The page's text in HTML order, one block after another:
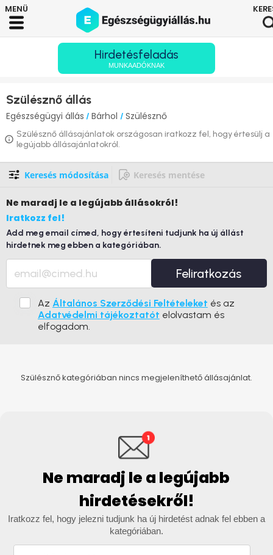
Hirdetésfeladás
MUNKAADÓKNAK
Szülésznő állás
Egészségügyi állás / Bárhol / Szülésznő
Szülésznő állásajánlatok országosan iratkozz fel, hogy értesülj a
legújabb állásajánlatokról.
Keresés módosítása Keresés mentése
Ne maradj le a legújabb állásokról!
Iratkozz fel!
Add meg email címed, hogy értesíteni tudjunk ha új állást
hirdetnek meg ebben a kategóriában.
Feliratkozás
Az Általános Szerződési Feltételeket és az
Adatvédelmi tájékoztatót elolvastam és
elfogadom.
Szülésznő kategóriában nincs megjeleníthető állásajánlat.
Ne maradj le a legújabb
hirdetésekről!
Iratkozz fel, hogy jelezni tudjunk ha új hirdetést adnak fel ebben a
kategóriában.